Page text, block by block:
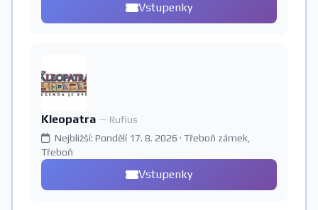
Vstupenky
Kleopatra — Rufius
Nejbližší: Pondělí 17. 8. 2026 · Třeboň zámek,
Třeboň
Vstupenky